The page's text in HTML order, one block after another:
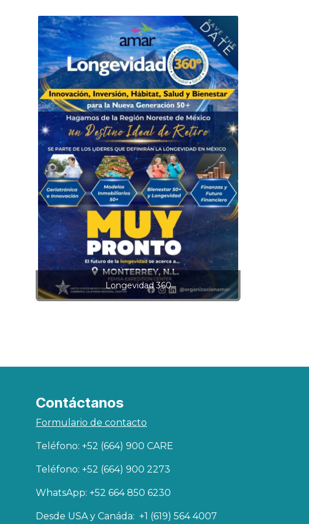
Longevidad 360
Contáctanos
Formulario de contacto
Teléfono: +52 (664) 900 CARE
Teléfono: +52 (664) 900 2273
WhatsApp: +52 664 850 6230
Desde USA y Canáda: +1 (619) 564 4007